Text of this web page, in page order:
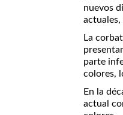
nuevos
actuales,
La
parte
colores,
En la
actual